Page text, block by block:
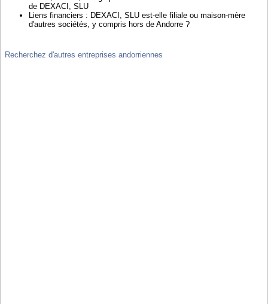
de DEXACI, SLU
Liens financiers : DEXACI, SLU est-elle filiale ou maison-mère
d'autres sociétés, y compris hors de Andorre ?
Recherchez d'autres entreprises andorriennes